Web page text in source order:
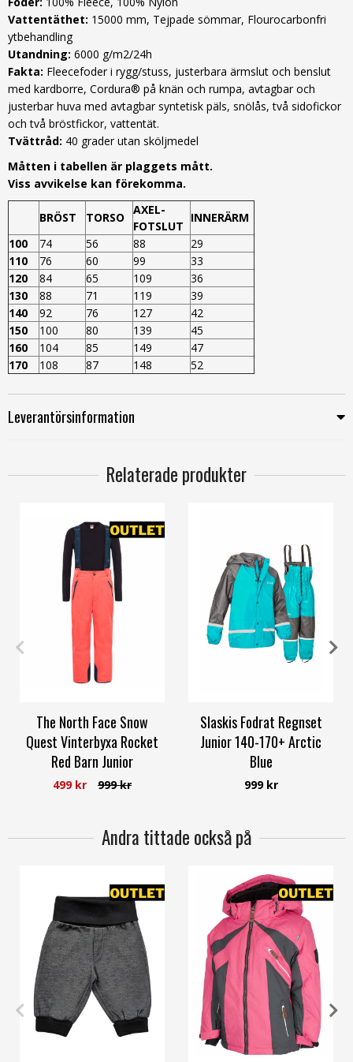
Vattentäthet: 15000 mm, Tejpade sömmar, Flourocarbonfri
ytbehandling
Utandning: 6000 g/m2/24h
Fakta: Fleecefoder i rygg/stuss, justerbara ärmslut och benslut
med kardborre, Cordura® på knän och rumpa, avtagbar och
justerbar huva med avtagbar syntetisk päls, snölås, två sidofickor
och två bröstfickor, vattentät.
Tvättråd: 40 grader utan sköljmedel
Måtten i tabellen är plaggets mått.
Viss avvikelse kan förekomma.
BRÖST TORSO
AXEL-
FOTSLUT
INNERÄRM
100
74 56 88
29
110
76 60 99
33
120
84 65 109
36
130
88 71 119
39
140
92 76 127
42
150
100 80 139
45
160
104 85 149
47
170
108 87 148 52
Leverantörsinformation
Relaterade produkter
130
The North Face Snow
Quest Vinterbyxa Rocket
Red Barn Junior
The North Face
499 kr 999 kr
Slaskis Fodrat Regnset
Junior 140-170+ Arctic
Blue
Slaskis
999 kr
Andra tittade också på
130 150